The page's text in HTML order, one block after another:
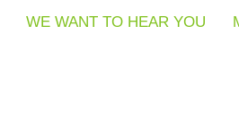
WE WANT TO HEAR YOU
WE WANT TO HEAR YOU
WE WANT TO HEAR YOU